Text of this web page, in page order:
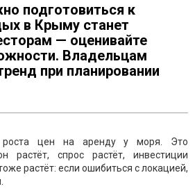
подготовиться к
в Крыму станет
— оценивайте
Владельцам
при планировании
цен на аренду у моря. Это
растёт, спрос растёт, инвестиции
растёт: если ошибиться с локацией,